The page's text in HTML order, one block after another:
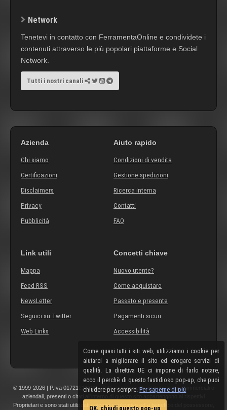
Come quasi tutti i siti web, utilizziamo i cookie per
aiutarci a migliorare il sito ed erogare servizi di
qualità. La direttiva UE ci impone di farlo notare,
ecco il perchè di questo fastidioso pop-up, che puoi
chiudere per sempre.Per saperne di più
OK, chiudi questo pop-up
Network
Tenetevi in contatto con FerramentaOnline e condividete i
contenuti attraverso le più popolari piattaforme e Social
Network.
Tutti i nostri canali
Azienda
Chi siamo
Certificazioni
Disclaimers
Privacy
Pubblicità
Aiuto rapido
Condizioni di vendita
Gestione spedizioni
Ricerca interna
Contatti
FAQ
Link utili
Mappa
Feed RSS
NewsLetter
Seguici su Twitter
Web Links
Concetti chiave
Nuovo utente?
Come acquistare
Passato e presente
Pagamenti sicuri
Accessibilità
© 1999-2026 | P.Iva 01721210308 | Tutti i componenti, marchi, nomi commerciali o
aziendali, presenti o citati all'interno di questo sito appartengono ai rispettivi
Proprietari e sono stati utilizzati a scopo esplicativo ed a beneficio del possessore,